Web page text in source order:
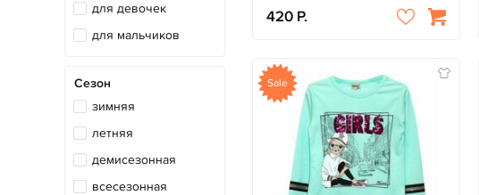
для девочек
для мальчиков
Сезон
зимняя
летняя
демисезонная
всесезонная
420
Sale